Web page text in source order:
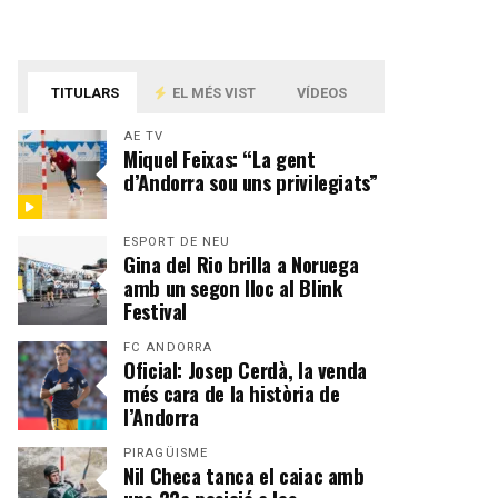
TITULARS EL MÉS VIST VÍDEOS
AE TV
Miquel Feixas: “La gent
d’Andorra sou uns privilegiats”
ESPORT DE NEU
Gina del Rio brilla a Noruega
amb un segon lloc al Blink
Festival
FC ANDORRA
Oficial: Josep Cerdà, la venda
més cara de la història de
l’Andorra
PIRAGÜISME
Nil Checa tanca el caiac amb